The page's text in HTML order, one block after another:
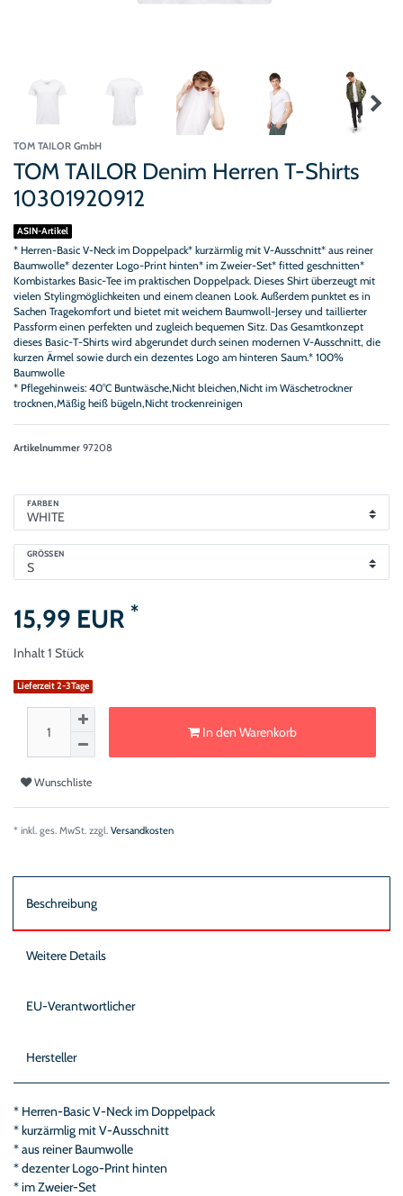
TOM TAILOR GmbH
TOM TAILOR Denim Herren T-Shirts
10301920912
ASIN-Artikel
* Herren-Basic V-Neck im Doppelpack* kurzärmlig mit V-Ausschnitt* aus reiner
Baumwolle* dezenter Logo-Print hinten* im Zweier-Set* fitted geschnitten*
Kombistarkes Basic-Tee im praktischen Doppelpack. Dieses Shirt überzeugt mit
vielen Stylingmöglichkeiten und einem cleanen Look. Außerdem punktet es in
Sachen Tragekomfort und bietet mit weichem Baumwoll-Jersey und taillierter
Passform einen perfekten und zugleich bequemen Sitz. Das Gesamtkonzept
dieses Basic-T-Shirts wird abgerundet durch seinen modernen V-Ausschnitt, die
kurzen Ärmel sowie durch ein dezentes Logo am hinteren Saum.* 100%
Baumwolle
* Pflegehinweis: 40°C Buntwäsche,Nicht bleichen,Nicht im Wäschetrockner
trocknen,Mäßig heiß bügeln,Nicht trockenreinigen
Artikelnummer 97208
FARBEN
GRÖSSEN
15,99 EUR *
Inhalt1 Stück
Lieferzeit 2-3Tage
In den Warenkorb
Wunschliste
* inkl. ges. MwSt. zzgl. Versandkosten
Beschreibung
Weitere Details
EU-Verantwortlicher
Hersteller
* Herren-Basic V-Neck im Doppelpack
* kurzärmlig mit V-Ausschnitt
* aus reiner Baumwolle
* dezenter Logo-Print hinten
* im Zweier-Set